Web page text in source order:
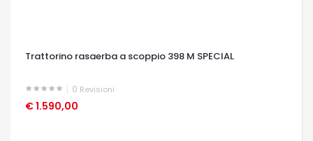
Trattorino rasaerba a scoppio 398 M SPECIAL
0 Revisioni
€ 1.590,00
OCCHIATA VELOCE